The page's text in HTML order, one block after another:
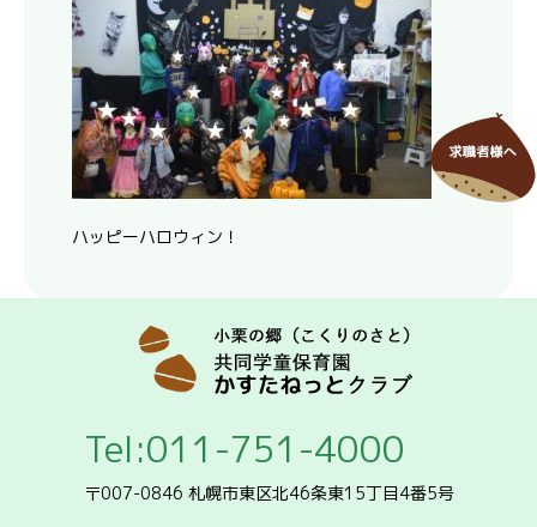
ハッピーハロウィン！
Tel:011-751-4000
〒007-0846 札幌市東区北46条東15丁目4番5号